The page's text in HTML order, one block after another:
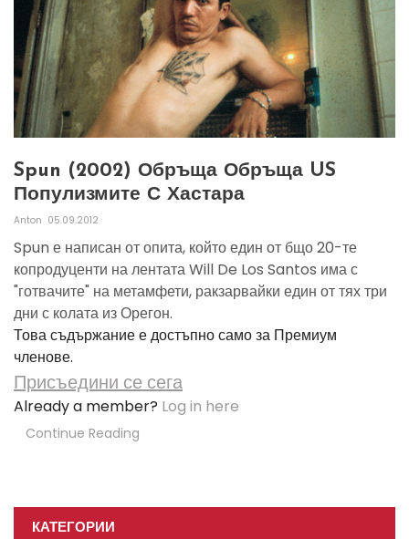
Spun (2002) Обръща Обръща US
Популизмите С Хастара
Anton 05.09.2012
Spun е написан от опита, който един от бщо 20-те
копродуценти на лентата Will De Los Santos има с
"готвачите" на метамфети, ракзарвайки един от тях три
дни с колата из Орегон.
Това съдържание е достъпно само за Премиум
членове.
Присъедини се сега
Already a member? Log in here
Continue Reading
КАТЕГОРИИ